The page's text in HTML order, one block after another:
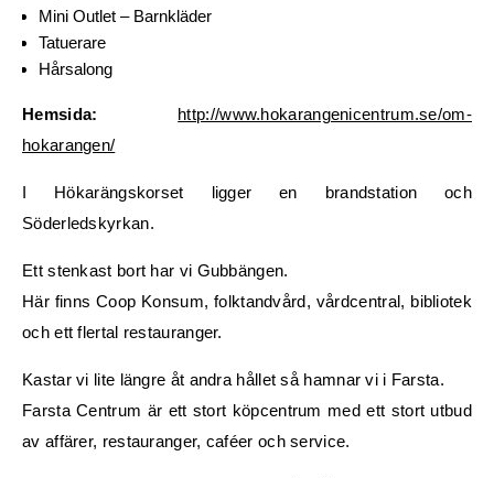
Mini Outlet – Barnkläder
Tatuerare
Hårsalong
Hemsida:
http://www.hokarangenicentrum.se/om-
hokarangen/
I Hökarängskorset ligger en brandstation och
Söderledskyrkan.
Ett stenkast bort har vi Gubbängen.
Här finns Coop Konsum, folktandvård, vårdcentral, bibliotek
och ett flertal restauranger.
Kastar vi lite längre åt andra hållet så hamnar vi i Farsta.
Farsta Centrum är ett stort köpcentrum med ett stort utbud
av affärer, restauranger, caféer och service.